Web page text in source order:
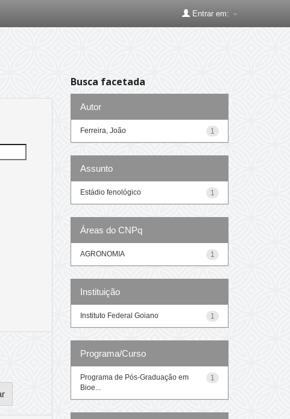
Entrar em:
Busca facetada
Autor
1
Ferreira, João
Assunto
1
Estádio fenológico
Áreas do CNPq
1
AGRONOMIA
Instituição
1
Instituto Federal Goiano
Programa/Curso
1
Programa de Pós-Graduação em
Bioe...